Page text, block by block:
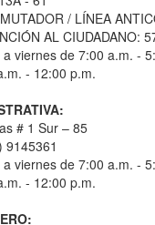
/ LÍNEA
AL CIUDADANO:
viernes de 7:00 a.m. -
- 12:00 p.m.
# 1 Sur – 85
9145361
viernes de 7:00 a.m. -
- 12:00 p.m.